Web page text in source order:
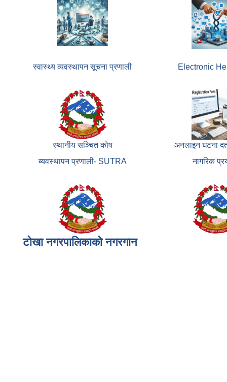
स्वास्थ्य व्यवस्थापन सूचना प्रणाली Electronic
स्थानीय सञ्चित कोष
ब्यवस्थापन प्रणाली- SUTRA
अनलाइन घटना
नागरिक
टोखा नगरपालिकाको नगरगान